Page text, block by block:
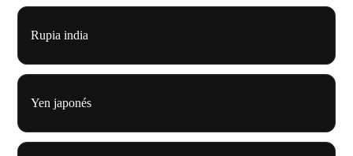
Rupia india
Yen japonés